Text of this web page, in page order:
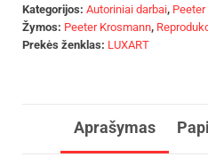
Kategorijos: Autoriniai darbai,
Žymos: Peeter Krosmann,
Prekės ženklas: LUXART
Aprašymas